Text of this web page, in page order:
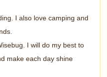
I also love camping and
I will do my best to
make each day shine